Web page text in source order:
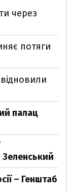
через
потяги
палац
Зеленський
– Генштаб